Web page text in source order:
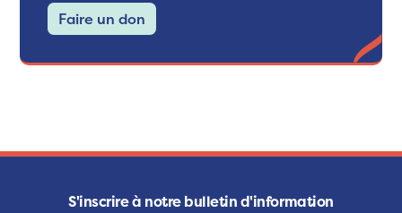
Faire un don
S'inscrire à notre bulletin d'information